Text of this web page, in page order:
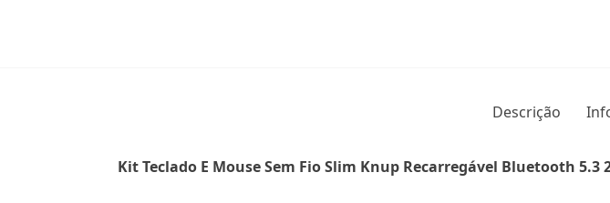
Descrição
Kit Teclado E Mouse Sem Fio Slim Knup Recarregável Bluetooth 5.3